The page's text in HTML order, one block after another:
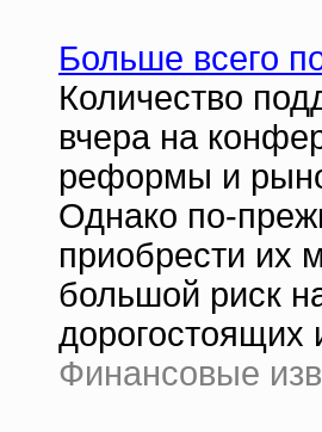
Больше всего
Количество
вчера на
реформы и
Однако по-
приобрести их
большой риск
дорогостоящих
Финансовые